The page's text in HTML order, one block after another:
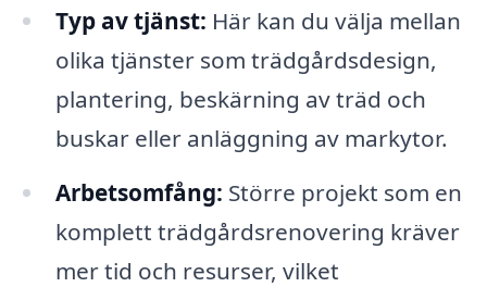
Typ av tjänst: Här kan du välja mellan
olika tjänster som trädgårdsdesign,
plantering, beskärning av träd och
buskar eller anläggning av markytor.
Arbetsomfång: Större projekt som en
komplett trädgårdsrenovering kräver
mer tid och resurser, vilket